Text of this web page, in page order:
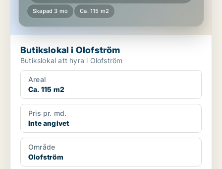
Skapad 3 mo Ca. 115 m2
Butikslokal i Olofström
Butikslokal att hyra i Olofström
Areal
Ca. 115 m2
Pris pr. md.
Inte angivet
Område
Olofström